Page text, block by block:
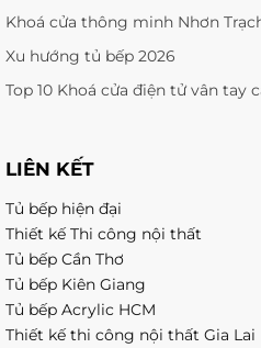
Khoá cửa thông minh Nhơn
Xu hướng tủ bếp 2026
Top 10 Khoá cửa điện tử vân tay
LIÊN KẾT
Tủ bếp hiện đại
Thiết kế Thi công nội thất
Tủ bếp Cần Thơ
Tủ bếp Kiên Giang
Tủ bếp Acrylic HCM
Thiết kế thi công nội thất Gia Lai